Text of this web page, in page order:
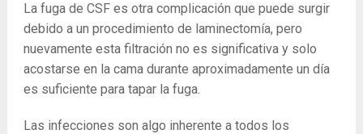
La fuga de CSF es otra complicación que puede surgir
debido a un procedimiento de laminectomía, pero
nuevamente esta filtración no es significativa y solo
acostarse en la cama durante aproximadamente un día
es suficiente para tapar la fuga.
Las infecciones son algo inherente a todos los